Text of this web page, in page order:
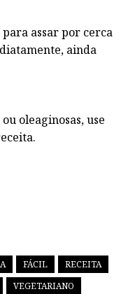
assar por cerca
ainda
oleaginosas, use
FÁCIL
RECEITA
VEGETARIANO